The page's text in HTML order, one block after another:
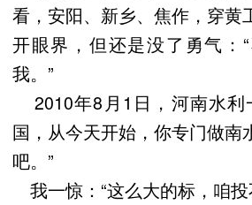
看，安阳、新乡、焦作，穿黄
开眼界，但还是没了勇气：
我。”
2010年8月1日，河南水利
国，从今天开始，你专门做南
吧。”
我一惊：“这么大的标，咱投